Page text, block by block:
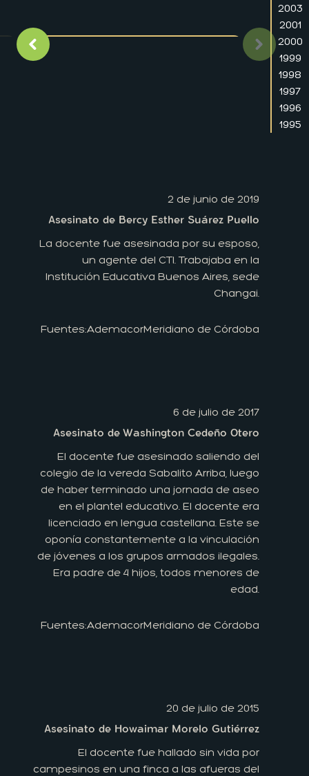
Imagen anterior
2 de junio de 2019
Asesinato de Bercy Esther Suárez Puello
La docente fue asesinada por su esposo,
un agente del CTI. Trabajaba en la
Institución Educativa Buenos Aires, sede
Changai.
Fuentes:AdemacorMeridiano de Córdoba
6 de julio de 2017
Asesinato de Washington Cedeño Otero
El docente fue asesinado saliendo del
colegio de la vereda Sabalito Arriba, luego
de haber terminado una jornada de aseo
en el plantel educativo. El docente era
licenciado en lengua castellana. Este se
oponía constantemente a la vinculación
de jóvenes a los grupos armados ilegales.
Era padre de 4 hijos, todos menores de
edad.
Fuentes:AdemacorMeridiano de Córdoba
20 de julio de 2015
Asesinato de Howaimar Morelo Gutiérrez
El docente fue hallado sin vida por
campesinos en una finca a las afueras del
2003
2001
2000
1999
1998
1997
1996
1995